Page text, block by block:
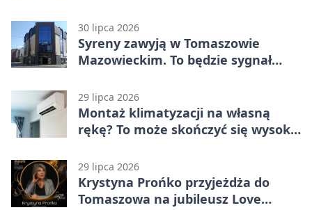
30 lipca 2026
Syreny zawyją w Tomaszowie
Mazowieckim. To będzie sygnał
29 lipca 2026
Montaż klimatyzacji na własną
rękę? To może skończyć się wysoką
29 lipca 2026
Krystyna Prońko przyjeżdża do
Tomaszowa na jubileusz Love